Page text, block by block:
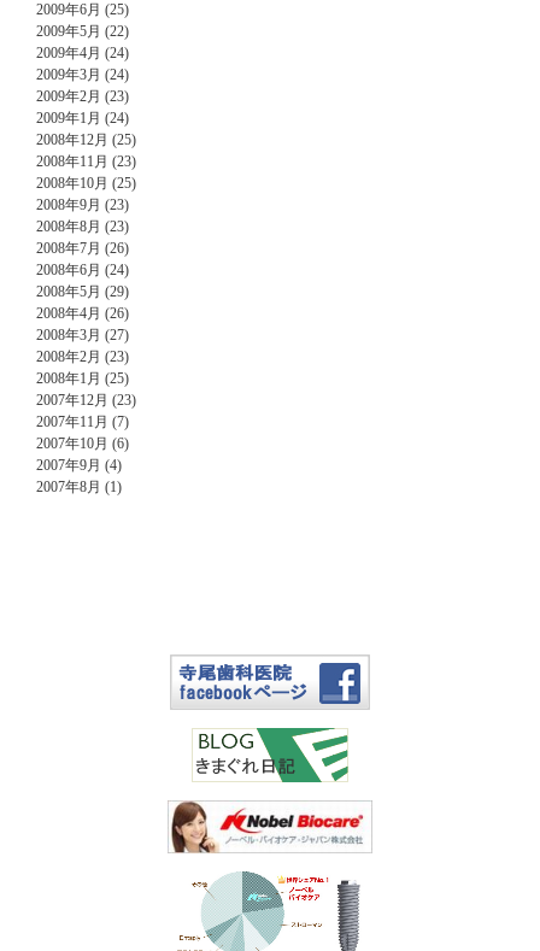
2009年6月 (25)
2009年5月 (22)
2009年4月 (24)
2009年3月 (24)
2009年2月 (23)
2009年1月 (24)
2008年12月 (25)
2008年11月 (23)
2008年10月 (25)
2008年9月 (23)
2008年8月 (23)
2008年7月 (26)
2008年6月 (24)
2008年5月 (29)
2008年4月 (26)
2008年3月 (27)
2008年2月 (23)
2008年1月 (25)
2007年12月 (23)
2007年11月 (7)
2007年10月 (6)
2007年9月 (4)
2007年8月 (1)